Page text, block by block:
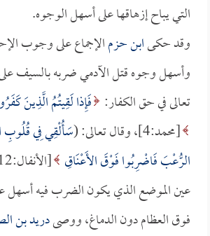
التي يباح إزهاقها على أسهل الوجوه.
وقد حكىابن حزمالإجماع على وجوب
وأسهل وجوه قتل الآدمي ضربه بالسيف على
تعالى في حق الكفار: فَإِذا لَقِيتُمُ الَّذِينَ
[محمد:4]، وقال تعالى: (
سَأُلْقِي فِي قُلُوبِ
الرُّعْبَ فَاضْرِبُوا فَوْقَ الأَعْنَاقِ
عين الموضع الذي يكون الضرب فيه أسهل
فوق العظام دون الدماغ، ووصىدريد بن